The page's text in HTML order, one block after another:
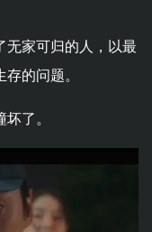
无家可归的人，以最
的问题。
了。